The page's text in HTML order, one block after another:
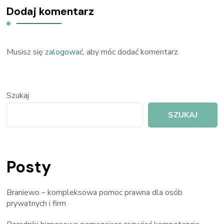
Dodaj komentarz
Musisz się zalogować, aby móc dodać komentarz.
Szukaj
SZUKAJ
Posty
Braniewo – kompleksowa pomoc prawna dla osób
prywatnych i firm